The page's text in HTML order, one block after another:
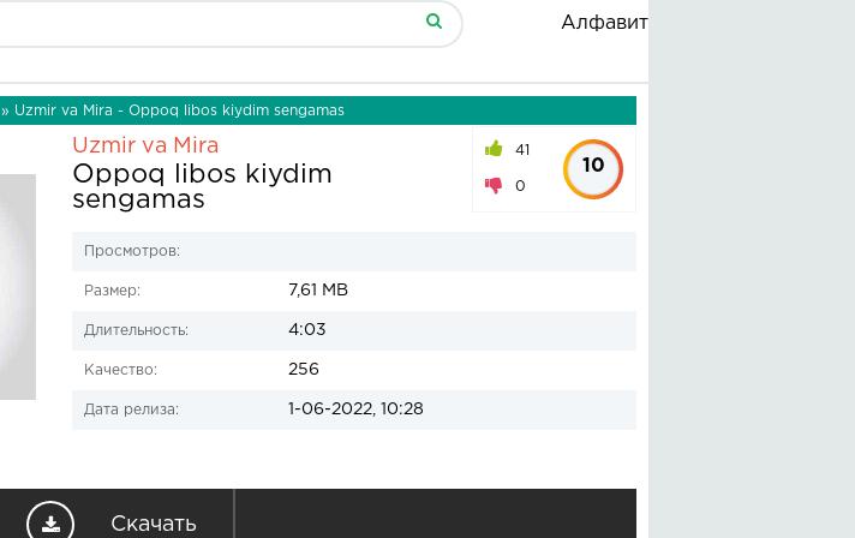
Алфавит
» Uzmir va Mira - Oppoq libos kiydim sengamas
Uzmir va Mira
Oppoq libos kiydim
sengamas
41
0
10
Просмотров:
Размер: 7,61 MB
Длительность: 4:03
Качество: 256
Дата релиза: 1-06-2022, 10:28
Скачать